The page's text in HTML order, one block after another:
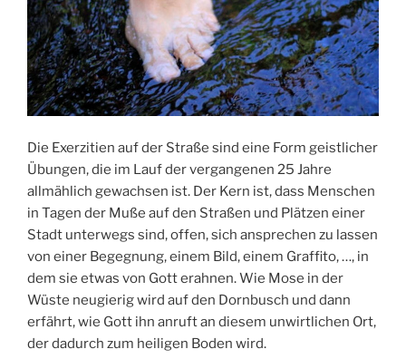
Die Exerzitien auf der Straße sind eine Form geistlicher
Übungen, die im Lauf der vergangenen 25 Jahre
allmählich gewachsen ist. Der Kern ist, dass Menschen
in Tagen der Muße auf den Straßen und Plätzen einer
Stadt unterwegs sind, offen, sich ansprechen zu lassen
von einer Begegnung, einem Bild, einem Graffito, …, in
dem sie etwas von Gott erahnen. Wie Mose in der
Wüste neugierig wird auf den Dornbusch und dann
erfährt, wie Gott ihn anruft an diesem unwirtlichen Ort,
der dadurch zum heiligen Boden wird.